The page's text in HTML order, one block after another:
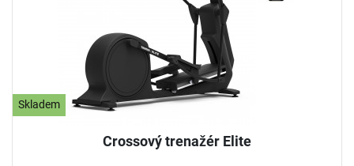
Skladem
Crossový trenažér Elite